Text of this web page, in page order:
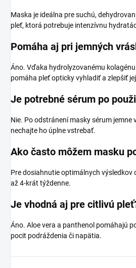
Maska je ideálna pre suchú,
pleť, ktorá potrebuje intenzívnu
Pomáha aj pri jemných
Áno. Vďaka hydrolyzovanému
pomáha pleť opticky vyhladiť a zlepšiť
Je potrebné sérum po
Nie. Po odstránení masky sérum jemne
nechajte ho úplne vstrebať.
Ako často môžem masku
Pre dosiahnutie optimálnych výsledkov
až 4-krát týždenne.
Je vhodná aj pre citlivú
Áno. Aloe vera a panthenol pomáhajú
pocit podráždenia či napätia.